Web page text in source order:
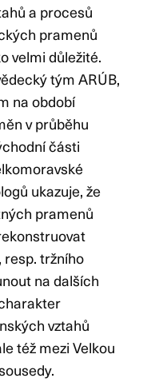
a procesů
pramenů
velmi důležité.
tým ARÚB,
na období
v průběhu
části
ukazuje, že
pramenů
resp. tržního
na dalších
vztahů
též mezi Velkou